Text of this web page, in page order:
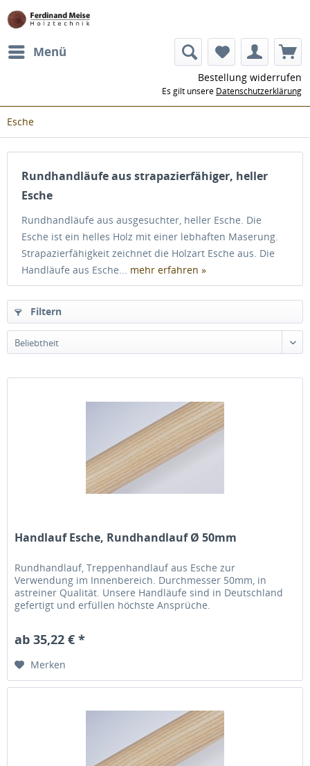
Menü
Bestellung widerrufen
Es gilt unsere Datenschutzerklärung
Esche
Rundhandläufe aus strapazierfähiger, heller
Esche
Rundhandläufe aus ausgesuchter, heller Esche. Die
Esche ist ein helles Holz mit einer lebhaften Maserung.
Strapazierfähigkeit zeichnet die Holzart Esche aus. Die
Handläufe aus Esche... mehr erfahren »
Filtern
Handlauf Esche, Rundhandlauf Ø 50mm
Rundhandlauf, Treppenhandlauf aus Esche zur
Verwendung im Innenbereich. Durchmesser 50mm, in
astreiner Qualität. Unsere Handläufe sind in Deutschland
gefertigt und erfüllen höchste Ansprüche.
ab 35,22 € *
Merken